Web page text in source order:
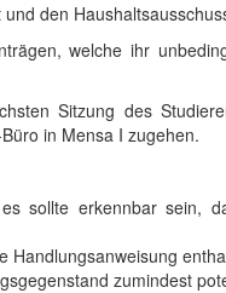
den
welche ihr
Sitzung des
in Mensa I zugehen.
sollte erkennbar sein,
Handlungsanweisung
zumindest